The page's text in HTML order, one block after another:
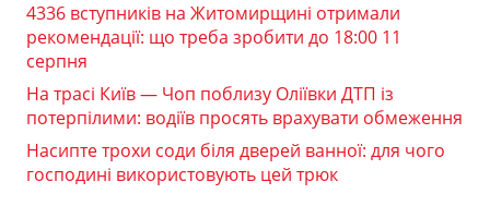
4336 вступників на Житомирщині отримали
рекомендації: що треба зробити до 18:00 11
серпня
На трасі Київ — Чоп поблизу Оліївки ДТП із
потерпілими: водіїв просять врахувати обмеження
Насипте трохи соди біля дверей ванної: для чого
господині використовують цей трюк